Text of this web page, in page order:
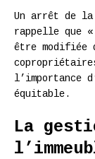
Un arrêt de la
rappelle que
être modifiée
l’importance
équitable.
La